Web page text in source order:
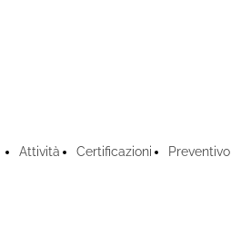
Attività Certificazioni Preventivo